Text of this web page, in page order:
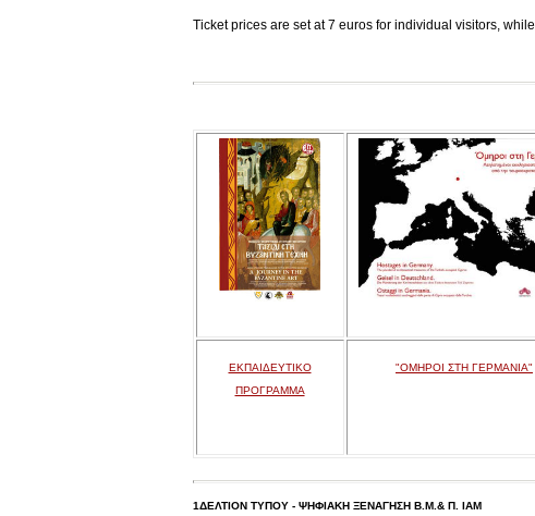
Ticket prices are set at 7 euros for individual visitors,
ΕΚΠΑΙΔΕΥΤΙΚΟ
ΠΡΟΓΡΑΜΜΑ
"ΟΜΗΡΟΙ ΣΤΗ ΓΕΡΜΑΝΙΑ"
1ΔΕΛΤΙΟΝ ΤΥΠΟΥ - ΨΗΦΙΑΚΗ ΞΕΝΑΓΗΣΗ Β.Μ.& Π. ΙΑΜ